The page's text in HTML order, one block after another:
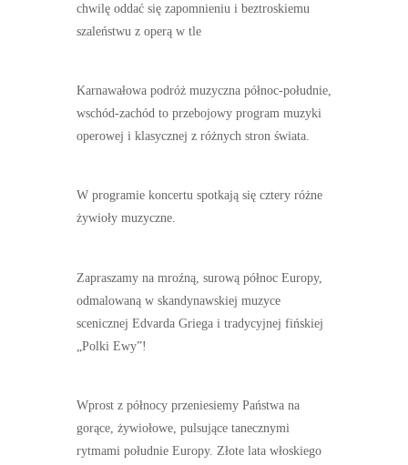
chwilę oddać się zapomnieniu i beztroskiemu
szaleństwu z operą w tle
Karnawałowa podróż muzyczna północ-południe,
wschód-zachód to przebojowy program muzyki
operowej i klasycznej z różnych stron świata.
W programie koncertu spotkają się cztery różne
żywioły muzyczne.
Zapraszamy na mroźną, surową północ Europy,
odmalowaną w skandynawskiej muzyce
scenicznej Edvarda Griega i tradycyjnej fińskiej
„Polki Ewy”!
Wprost z północy przeniesiemy Państwa na
gorące, żywiołowe, pulsujące tanecznymi
rytmami południe Europy. Złote lata włoskiego